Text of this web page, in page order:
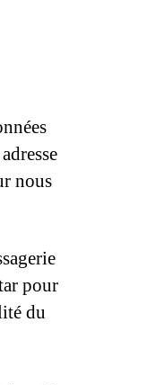
nous
pour
du